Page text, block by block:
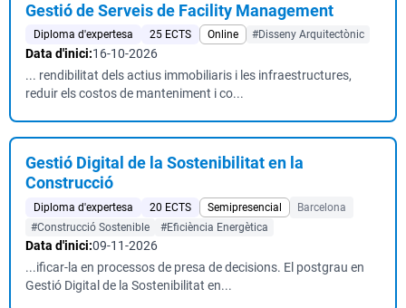
Gestió de Serveis de Facility Management
Diploma d'expertesa 25 ECTS Online #Disseny Arquitectònic
Data d'inici:16-10-2026
... rendibilitat dels actius immobiliaris i les infraestructures,
reduir els costos de manteniment i co...
Gestió Digital de la Sostenibilitat en la
Construcció
Diploma d'expertesa 20 ECTS Semipresencial
Barcelona
#Construcció Sostenible
#Eficiència Energètica
Data d'inici:09-11-2026
...ificar-la en processos de presa de decisions. El postgrau en
Gestió Digital de la Sostenibilitat en...